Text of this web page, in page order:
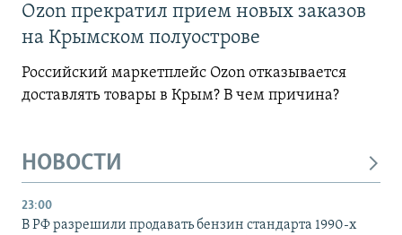
Ozon прекратил прием новых заказов
на Крымском полуострове
Российский маркетплейс Ozon отказывается
доставлять товары в Крым? В чем причина?
НОВОСТИ
23:00
В РФ разрешили продавать бензин стандарта 1990-х